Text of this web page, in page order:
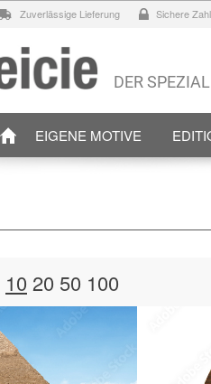
Zuverlässige Lieferung Sichere
DER
EIGENE MOTIVE
10 20 50 100